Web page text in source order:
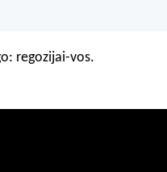
regozijai-vos.